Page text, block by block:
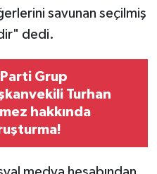
savunan seçilmiş
dedi.
Parti Grup
Turhan
hakkında